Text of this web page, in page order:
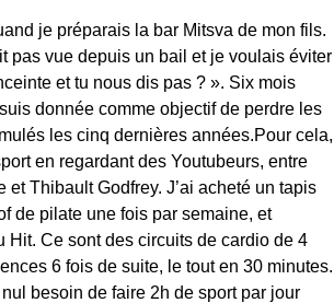
je préparais la bar Mitsva de mon fils.
pas vue depuis un bail et je voulais éviter
et tu nous dis pas ? ». Six mois
donnée comme objectif de perdre les
les cinq dernières années.Pour cela,
en regardant des Youtubeurs, entre
et Thibault Godfrey. J’ai acheté un tapis
de pilate une fois par semaine, et
Hit. Ce sont des circuits de cardio de 4
6 fois de suite, le tout en 30 minutes.
besoin de faire 2h de sport par jour